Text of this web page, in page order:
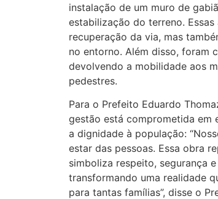
instalação de um muro de
estabilização do terreno.
recuperação da via, mas
no entorno. Além disso, foram
devolvendo a mobilidade aos
pedestres.
Para o Prefeito Eduardo
gestão está comprometida em
a dignidade à população:
estar das pessoas. Essa obra
simboliza respeito, segurança
transformando uma realidade
para tantas famílias”, disse o